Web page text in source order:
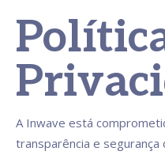
A Inwave está
transparência e